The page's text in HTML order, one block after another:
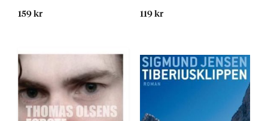
159 kr 119 kr